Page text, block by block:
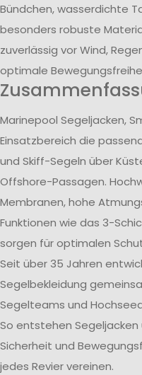
Bündchen, wasserdichte
besonders robuste
zuverlässig vor Wind,
optimale
Marinepool Segeljacken,
Einsatzbereich die
und Skiff-Segeln über
Offshore-Passagen.
Membranen, hohe
Funktionen wie das 3-
sorgen für optimalen
Seit über 35 Jahren
Segelbekleidung
Segelteams und
So entstehen Segeljacken
Sicherheit und
jedes Revier vereinen.